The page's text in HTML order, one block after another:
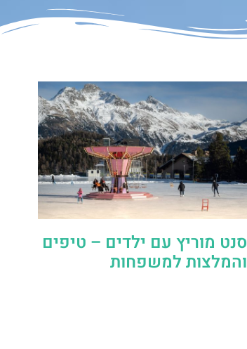
סנט מוריץ עם ילדים – טיפים
והמלצות למשפחות